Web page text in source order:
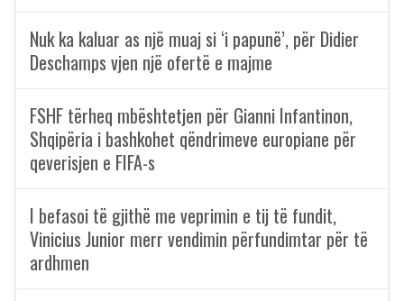
Nuk ka kaluar as një muaj si ‘i papunë’, për Didier
Deschamps vjen një ofertë e majme
FSHF tërheq mbështetjen për Gianni Infantinon,
Shqipëria i bashkohet qëndrimeve europiane për
qeverisjen e FIFA-s
I befasoi të gjithë me veprimin e tij të fundit,
Vinicius Junior merr vendimin përfundimtar për të
ardhmen